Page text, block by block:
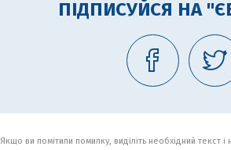
ПІДПИСУЙСЯ НА
Якщо ви помітили помилку, виділіть необхідний текст